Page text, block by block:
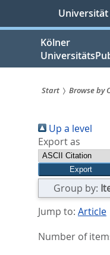
springen
Universität
Kölner
sind
hier:
Start Browse by
Up a level
Export as
Group by:
Jump to: Article
Number of